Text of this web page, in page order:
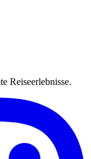
Reiseerlebnisse.